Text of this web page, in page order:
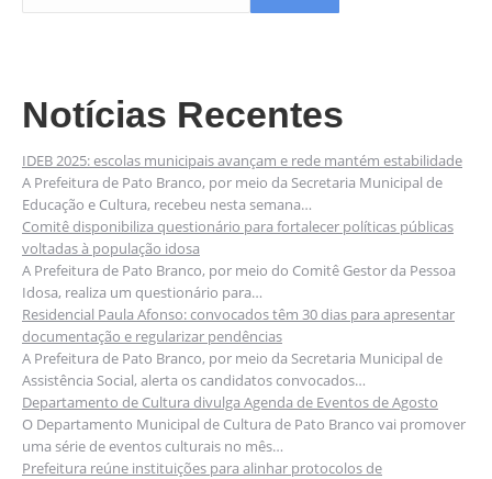
Notícias Recentes
IDEB 2025: escolas municipais avançam e rede mantém estabilidade
A Prefeitura de Pato Branco, por meio da Secretaria Municipal de
Educação e Cultura, recebeu nesta semana…
Comitê disponibiliza questionário para fortalecer políticas públicas
voltadas à população idosa
A Prefeitura de Pato Branco, por meio do Comitê Gestor da Pessoa
Idosa, realiza um questionário para…
Residencial Paula Afonso: convocados têm 30 dias para apresentar
documentação e regularizar pendências
A Prefeitura de Pato Branco, por meio da Secretaria Municipal de
Assistência Social, alerta os candidatos convocados…
Departamento de Cultura divulga Agenda de Eventos de Agosto
O Departamento Municipal de Cultura de Pato Branco vai promover
uma série de eventos culturais no mês…
Prefeitura reúne instituições para alinhar protocolos de